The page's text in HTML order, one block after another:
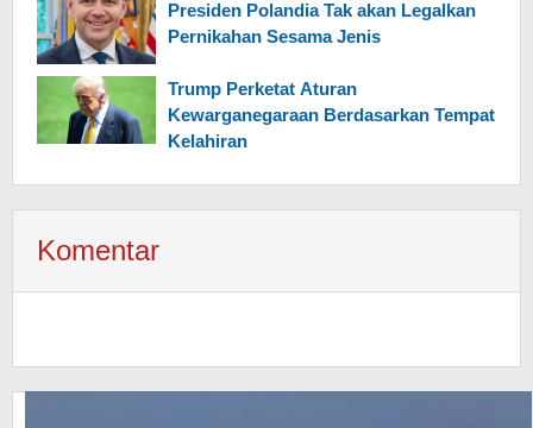
Presiden Polandia Tak akan Legalkan
Pernikahan Sesama Jenis
Trump Perketat Aturan
Kewarganegaraan Berdasarkan Tempat
Kelahiran
Komentar